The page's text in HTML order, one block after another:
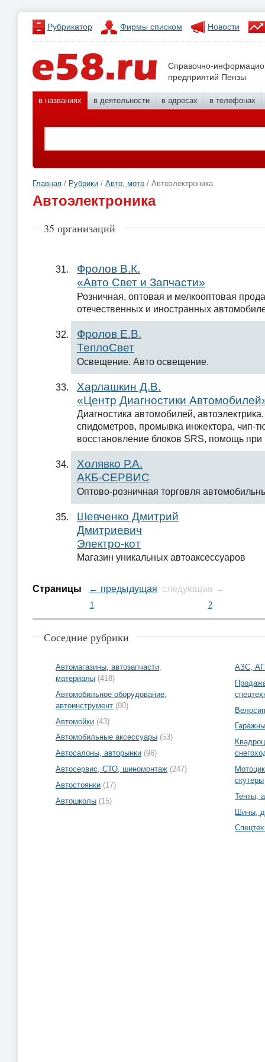
Рубрикатор Фирмы списком Новости
Справочно-
предприятий Пензы
в названиях в деятельности в адресах в телефонах
Главная / Рубрики / Авто, мото / Автоэлектроника
Автоэлектроника
35 организаций
Фролов В.К.
«Авто Свет и Запчасти»
Розничная, оптовая и мелкооптовая
отечественных и иностранных
Фролов Е.В.
ТеплоСвет
Освещение. Авто освещение.
Харлашкин Д.В.
«Центр Диагностики
Диагностика автомобилей,
спидометров, промывка инжектора, чип-
восстановление блоков SRS, помощь при
Холявко Р.А.
АКБ-СЕРВИС
Оптово-розничная торговля
Шевченко Дмитрий
Дмитриевич
Электро-кот
Магазин уникальных автоаксессуаров
Страницы ← предыдущая следующая →
1 2
Соседние рубрики
Автомагазины, автозапчасти,
материалы (418)
Автомобильное оборудование,
автоинструмент (90)
Автомойки (43)
Автомобильные аксессуары (53)
Автосалоны, авторынки (96)
Автосервис, СТО, шиномонтаж (247)
Автостоянки (17)
Автошколы (15)
АЗС,
скутеры
Тенты,
Шины,